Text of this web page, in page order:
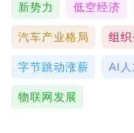
新势力 低空经济
汽车产业格局 组
字节跳动涨薪 AI人
物联网发展